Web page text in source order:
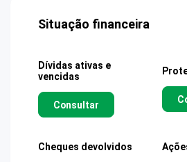
Situação financeira
Dívidas ativas e
vencidas
Consultar
Cheques devolvidos